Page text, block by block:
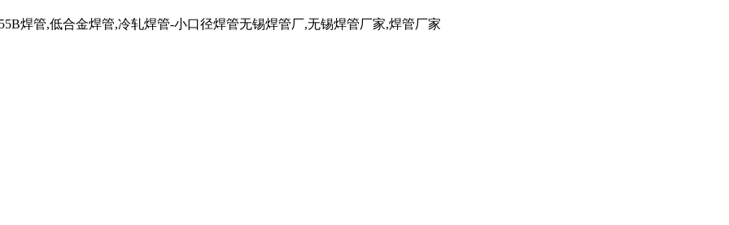
焊管,低合金焊管,冷轧焊管-小口径焊管无锡焊管厂,无锡焊管厂家,焊管厂家